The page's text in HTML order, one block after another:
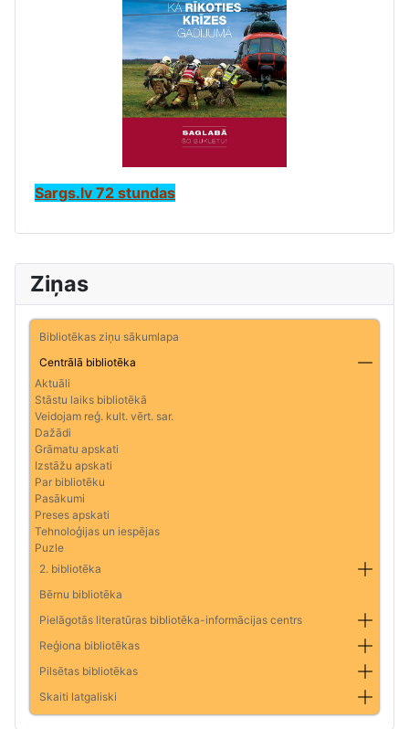
Ziņas
Bibliotēkas ziņu sākumlapa
Centrālā bibliotēka
Aktuāli
Stāstu laiks bibliotēkā
Veidojam reģ. kult. vērt. sar.
Dažādi
Grāmatu apskati
Izstāžu apskati
Par bibliotēku
Pasākumi
Preses apskati
Tehnoloģijas un iespējas
Puzle
2. bibliotēka
Bērnu bibliotēka
Pielāgotās literatūras bibliotēka-informācijas centrs
Reģiona bibliotēkas
Pilsētas bibliotēkas
Skaiti latgaliski
Sargs.lv 72 stundas